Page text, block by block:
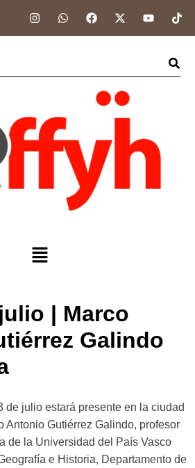
| Marco
Galindo
de julio estará presente en la ciudad
Antonio Gutiérrez Galindo, profesor
de la Universidad del País Vasco
e Historia, Departamento de